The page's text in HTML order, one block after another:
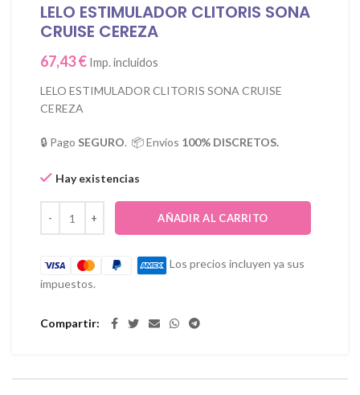
LELO ESTIMULADOR CLITORIS SONA
CRUISE CEREZA
67,43€ Imp. incluidos
LELO ESTIMULADOR CLITORIS SONA CRUISE
CEREZA
🔒 Pago SEGURO. 📦 Envíos 100% DISCRETOS.
Hay existencias
AÑADIR AL CARRITO
Los precios incluyen ya sus
impuestos.
Compartir